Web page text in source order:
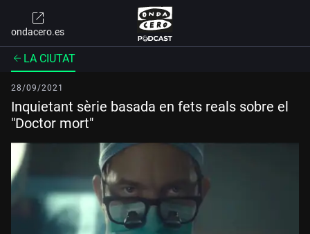
ondacero.es
LA CIUTAT
28/09/2021
Inquietant sèrie basada en fets reals sobre el
"Doctor mort"